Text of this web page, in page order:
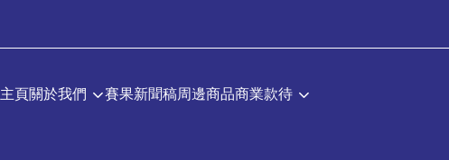
主頁關於我們 賽果新聞稿周邊商品商業款待